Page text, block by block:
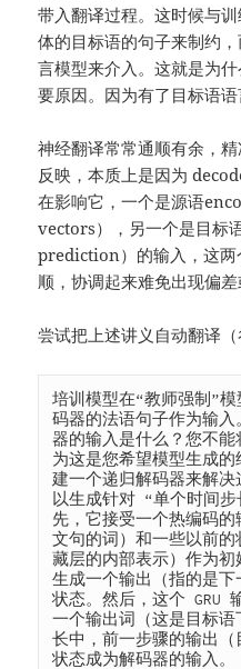
带入翻译过程。这时候与
体的目标语的句子来制约
言模型来介入。这就是为
要原因。因为有了目标语语
神经翻译常常通顺有余，
反映，本质上是因为
在影响它，一个是源语
vectors），另一个是目标
prediction）的输入，这两
顺，协调起来难免出现偏差
尝试把上述讲义自动翻译
培训模型在“教师强制”
码器的法语句子作为输
器的输入是什么？您不
为这是您希望模型生成
建一个递归解码器来解
以生成针对 “单个时间
先，它接受一个热编码
文句的词）和一些以前
藏层的内部表示）作为初
生成一个输出（指的是
状态。然后，这个 GRU
一个输出词（这是目标
长中，前一步骤的输出（
状态成为解码器的输入。